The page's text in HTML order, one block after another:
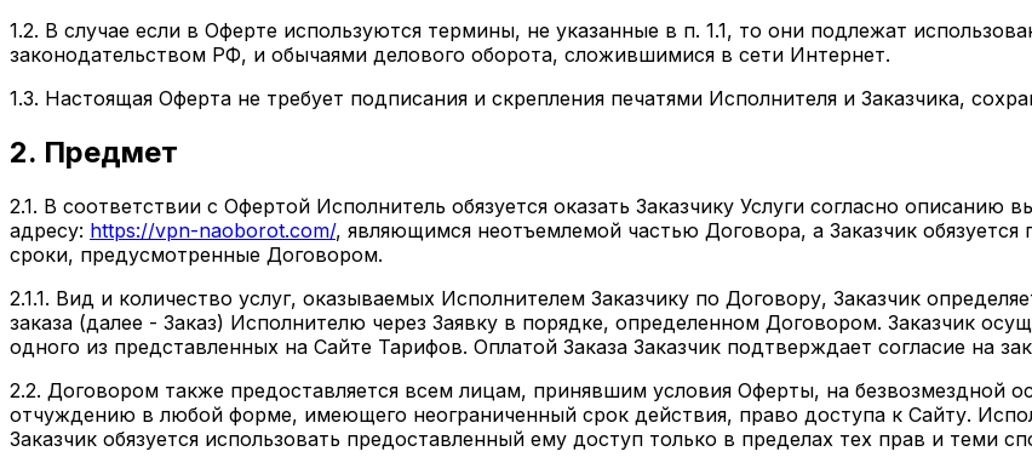
1.2. В случае если в Оферте используются термины, не указанные в п. 1.1, то они подлежат
законодательством РФ, и обычаями делового оборота, сложившимися в сети Интернет.
1.3. Настоящая Оферта не требует подписания и скрепления печатями Исполнителя и Заказчика,
2. Предмет
2.1. В соответствии с Офертой Исполнитель обязуется оказать Заказчику Услуги согласно описанию
адресу: https://vpn-naoborot.com/, являющимся неотъемлемой частью Договора, а Заказчик
сроки, предусмотренные Договором.
2.1.1. Вид и количество услуг, оказываемых Исполнителем Заказчику по Договору, Заказчик
заказа (далее - Заказ) Исполнителю через Заявку в порядке, определенном Договором. Заказчик
одного из представленных на Сайте Тарифов. Оплатой Заказа Заказчик подтверждает согласие на
2.2. Договором также предоставляется всем лицам, принявшим условия Оферты, на безвозмездной
отчуждению в любой форме, имеющего неограниченный срок действия, право доступа к Сайту.
Заказчик обязуется использовать предоставленный ему доступ только в пределах тех прав и теми